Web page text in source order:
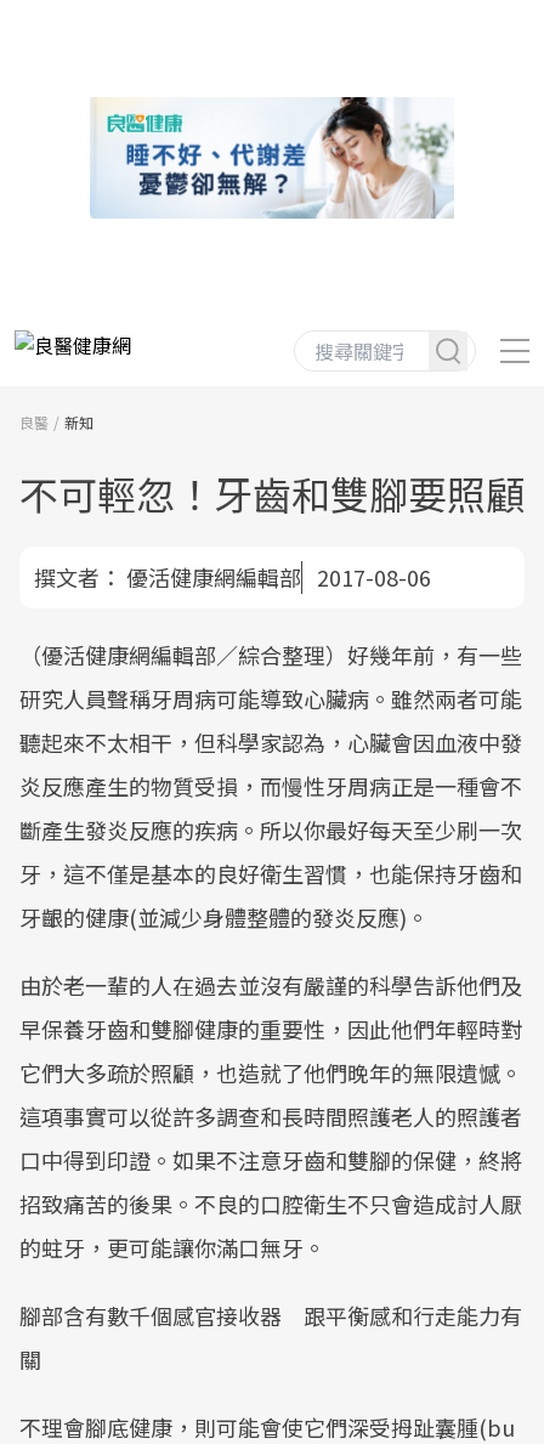
良醫 新知
不可輕忽！牙齒和雙腳要照顧
撰文者： 優活健康網編輯部 2017-08-06
（優活健康網編輯部／綜合整理）好幾年前，有一些
研究人員聲稱牙周病可能導致心臟病。雖然兩者可能
聽起來不太相干，但科學家認為，心臟會因血液中發
炎反應產生的物質受損，而慢性牙周病正是一種會不
斷產生發炎反應的疾病。所以你最好每天至少刷一次
牙，這不僅是基本的良好衛生習慣，也能保持牙齒和
牙齦的健康(並減少身體整體的發炎反應)。
由於老一輩的人在過去並沒有嚴謹的科學告訴他們及
早保養牙齒和雙腳健康的重要性，因此他們年輕時對
它們大多疏於照顧，也造就了他們晚年的無限遺憾。
這項事實可以從許多調查和長時間照護老人的照護者
口中得到印證。如果不注意牙齒和雙腳的保健，終將
招致痛苦的後果。不良的口腔衛生不只會造成討人厭
的蛀牙，更可能讓你滿口無牙。
腳部含有數千個感官接收器 跟平衡感和行走能力有
關
不理會腳底健康，則可能會使它們深受拇趾囊腫(bu